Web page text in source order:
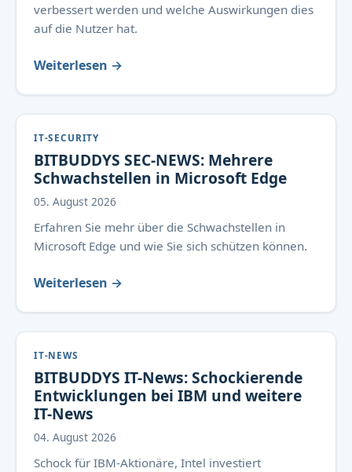
verbessert werden und welche Auswirkungen dies
auf die Nutzer hat.
Weiterlesen →
IT-SECURITY
BITBUDDYS SEC-NEWS: Mehrere
Schwachstellen in Microsoft Edge
05. August 2026
Erfahren Sie mehr über die Schwachstellen in
Microsoft Edge und wie Sie sich schützen können.
Weiterlesen →
IT-NEWS
BITBUDDYS IT-News: Schockierende
Entwicklungen bei IBM und weitere
IT-News
04. August 2026
Schock für IBM-Aktionäre, Intel investiert